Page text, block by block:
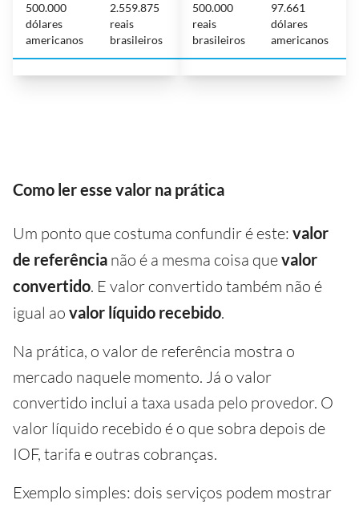
500.000
dólares
americanos
2.559.875
reais
brasileiros
500.000
reais
brasileiros
97.661
dólares
americanos
Como ler esse valor na prática
Um ponto que costuma confundir é este: valor
de referência não é a mesma coisa quevalor
convertido. E valor convertido também não é
igual ao valor líquido recebido.
Na prática, o valor de referência mostra o
mercado naquele momento. Já o valor
convertido inclui a taxa usada pelo provedor. O
valor líquido recebido é o que sobra depois de
IOF, tarifa e outras cobranças.
Exemplo simples: dois serviços podem mostrar